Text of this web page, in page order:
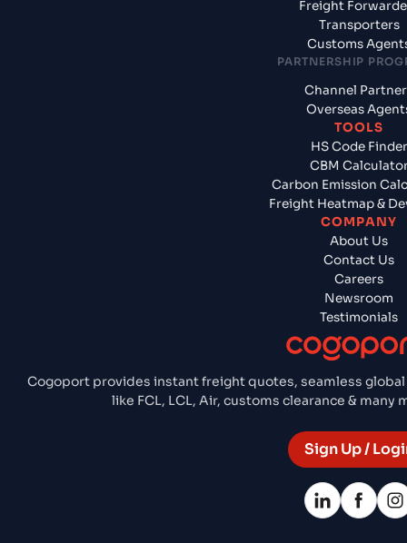
Cogoport provides instant freight quotes, seamless
like FCL, LCL, Air, customs clearance &
Sign Up /
Freight
Transporters
Customs
PARTNERSHIP
Channel
Overseas
TOOLS
HS Code Finder
CBM
Carbon Emission
Freight Heatmap &
COMPANY
About Us
Contact Us
Careers
Newsroom
Testimonials